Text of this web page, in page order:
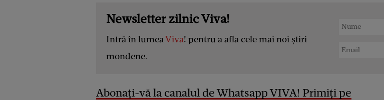
Newsletter zilnic Viva!
Intră în lumeaViva! pentru a afla cele mai noi știri
mondene.
Abonați-vă la canalul de Whatsapp VIVA! Primiți pe